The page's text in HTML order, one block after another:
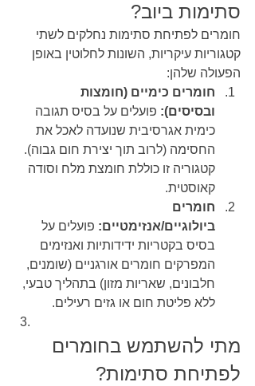
סתימות ביוב?
חומרים לפתיחת סתימות נחלקים לשתי
קטגוריות עיקריות, השונות לחלוטין באופן
הפעולה שלהן:
חומרים כימיים (חומצות
ובסיסים): פועלים על בסיס תגובה
כימית אגרסיבית שנועדה לאכל את
החסימה (לרוב תוך יצירת חום גבוה).
קטגוריה זו כוללת חומצת מלח וסודה
קאוסטית.
חומרים
ביולוגיים/אנזימטיים: פועלים על
בסיס בקטריות ידידותיות ואנזימים
המפרקים חומרים אורגניים (שומנים,
חלבונים, שאריות מזון) בתהליך טבעי,
ללא פליטת חום או גזים רעילים.
מתי להשתמש בחומרים
לפתיחת סתימות?